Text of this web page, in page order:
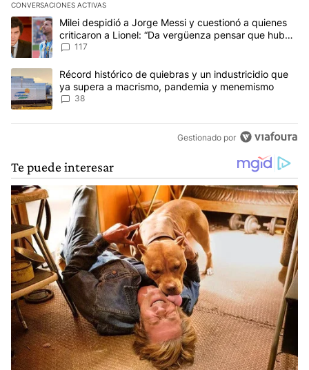
CONVERSACIONES ACTIVAS
Este listado muestra los artículos con más comentarios en los
Un artículo de tendencia con el título "Milei despidió a Jorge
Milei despidió a Jorge Messi y cuestionó a quienes
criticaron a Lionel: “Da vergüenza pensar que hubo
anti-Messi”
117
Un artículo de tendencia con el título "Récord histórico de
Récord histórico de quiebras y un industricidio que
ya supera a macrismo, pandemia y menemismo
38
Gestionado por